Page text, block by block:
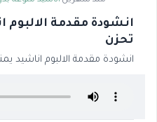
انشودة مقدمة الالبوم
تحزن
انشودة مقدمة الالبوم اناشيد